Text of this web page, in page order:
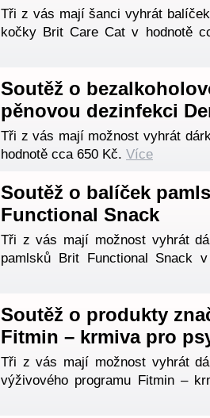
Tři z vás mají šanci vyhrát
kočky Brit Care Cat v hodnotě
Soutěž o
pěnovou dezinfekci
Tři z vás mají možnost vyhrát
hodnotě cca 650 Kč. Více
Soutěž o balíček
Functional Snack
Tři z vás mají možnost vyhrát
pamlsků Brit Functional Snack
Soutěž o produkty
Fitmin – krmiva pro
Tři z vás mají možnost vyhrát
výživového programu Fitmin –